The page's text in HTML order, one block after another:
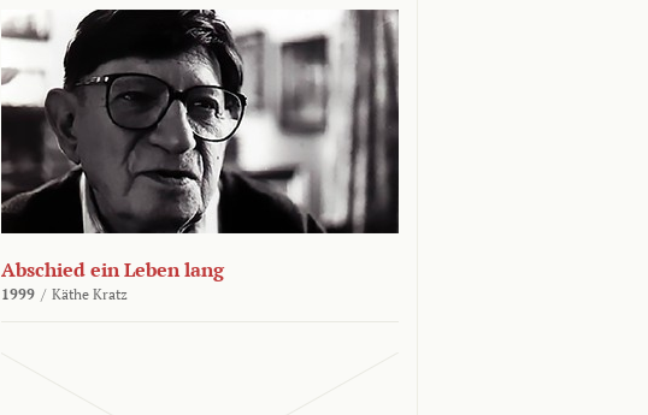
Abschied ein Leben lang
1999 / Käthe Kratz